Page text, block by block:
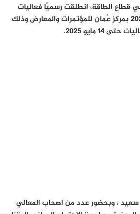
الطاقة، انطلقت رسميًا فعاليات
معرض ومؤتمر عُمان للبترول والطاقة وأسبوع عُمان للاستدامة لعام 2025 بمركز عُمان للمؤتمرات والمعارض وذلك
مايو 2025.
، وبحضور عدد من اصحاب المعالي